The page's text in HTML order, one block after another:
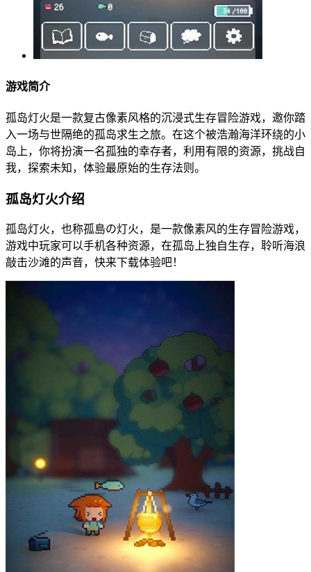
游戏简介
孤岛灯火是一款复古像素风格的沉浸式生存冒险游戏，邀你踏
入一场与世隔绝的孤岛求生之旅。在这个被浩瀚海洋环绕的小
岛上，你将扮演一名孤独的幸存者，利用有限的资源，挑战自
我，探索未知，体验最原始的生存法则。
孤岛灯火介绍
孤岛灯火，也称孤島の灯火，是一款像素风的生存冒险游戏，
游戏中玩家可以手机各种资源，在孤岛上独自生存，聆听海浪
敲击沙滩的声音，快来下载体验吧！